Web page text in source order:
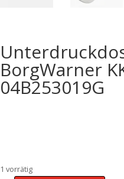
BorgWarner
04B253019G
1 vorrätig